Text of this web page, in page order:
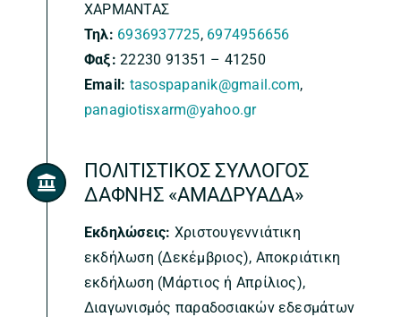
ΧΑΡΜΑΝΤΑΣ
Τηλ: 6936937725, 6974956656
Φαξ: 22230 91351 – 41250
Email: tasospapanik@gmail.com,
panagiotisxarm@yahoo.gr
ΠΟΛΙΤΙΣΤΙΚΟΣ ΣΥΛΛΟΓΟΣ
ΔΑΦΝΗΣ «ΑΜΑΔΡΥΑΔΑ»
Εκδηλώσεις: Χριστουγεννιάτικη
εκδήλωση (Δεκέμβριος), Αποκριάτικη
εκδήλωση (Μάρτιος ή Απρίλιος),
Διαγωνισμός παραδοσιακών εδεσμάτων